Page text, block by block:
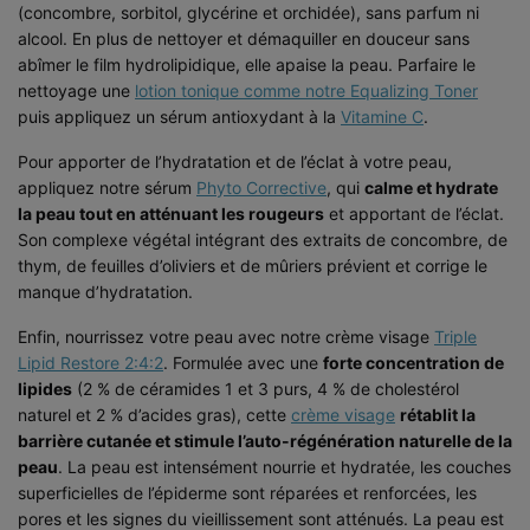
(concombre, sorbitol, glycérine et orchidée), sans parfum ni
alcool. En plus de nettoyer et démaquiller en douceur sans
abîmer le film hydrolipidique, elle apaise la peau. Parfaire le
nettoyage une lotion tonique comme notre Equalizing Toner
puis appliquez un sérum antioxydant à la Vitamine C.
Pour apporter de l’hydratation et de l’éclat à votre peau,
appliquez notre sérum Phyto Corrective, qui calme et hydrate
la peau tout en atténuant les rougeurs et apportant de l’éclat.
Son complexe végétal intégrant des extraits de concombre, de
thym, de feuilles d’oliviers et de mûriers prévient et corrige le
manque d’hydratation.
Enfin, nourrissez votre peau avec notre crème visage Triple
Lipid Restore 2:4:2. Formulée avec une forte concentration de
lipides (2 % de céramides 1 et 3 purs, 4 % de cholestérol
naturel et 2 % d’acides gras), cette crème visage rétablit la
barrière cutanée et stimule l’auto-régénération naturelle de la
peau. La peau est intensément nourrie et hydratée, les couches
superficielles de l’épiderme sont réparées et renforcées, les
pores et les signes du vieillissement sont atténués. La peau est